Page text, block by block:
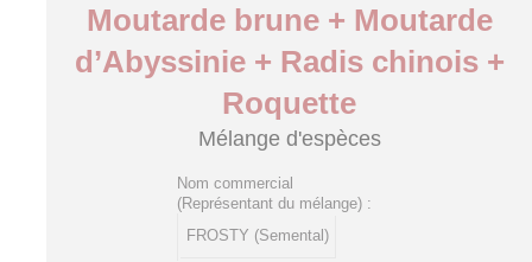
Moutarde brune + Moutarde
d’Abyssinie + Radis chinois +
Roquette
Mélange d'espèces
Nom commercial
(Représentant du mélange) :
FROSTY (Semental)